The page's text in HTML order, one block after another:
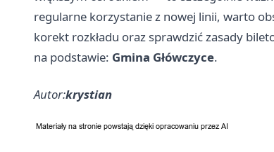
regularne korzystanie z nowej linii, warto
korekt rozkładu oraz sprawdzić zasady
na podstawie: Gmina Główczyce.
Autor:krystian